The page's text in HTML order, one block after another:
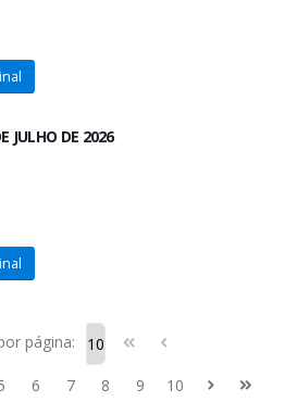
JULHO DE 2026
página:
6 7 8 9
10